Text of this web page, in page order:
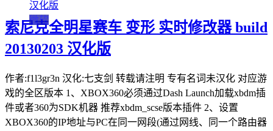
微软
索尼克全明星赛车 变形 实时修改器 build
20130203 汉化版
作者:f1l3gr3n 汉化:七支剑 转载请注明 专有名词未汉化 对应游
戏的全区版本 1、XBOX360必须通过Dash Launch加载xbdm插
件或者360为SDK机器 推荐xbdm_scse版本插件 2、设置
XBOX360的IP地址与PC在同一网段(通过网线、同一个路由器